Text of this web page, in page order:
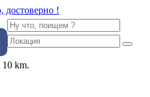
10 km.